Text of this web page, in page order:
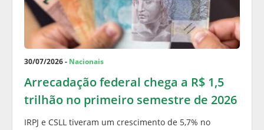
30/07/2026 - Nacionais
Arrecadação federal chega a R$ 1,5
trilhão no primeiro semestre de 2026
IRPJ e CSLL tiveram um crescimento de 5,7% no